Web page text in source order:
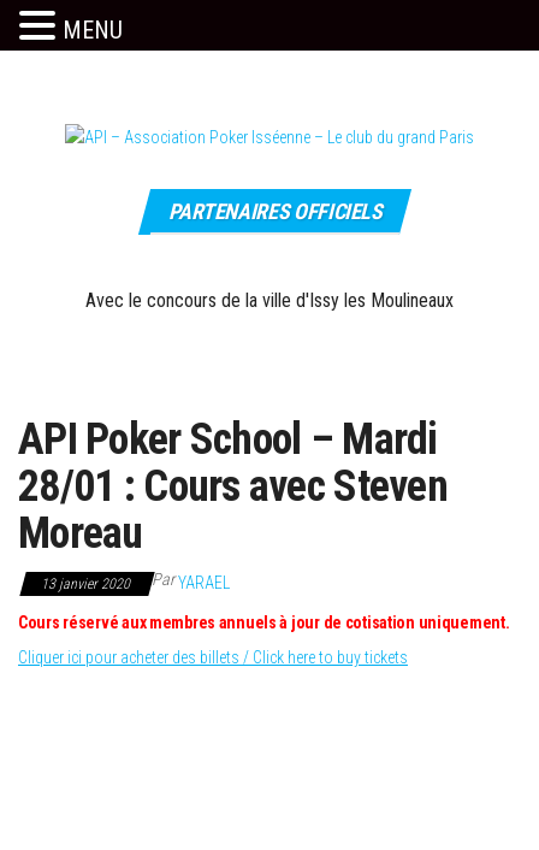
API –
Association
Isséenne –
officiel
PARTENAIRES OFFICIELS
Avec le concours de la ville d'Issy les Moulineaux
API Poker School – Mardi
28/01 : Cours avec Steven
Moreau
13 janvier 2020 ParYARAEL
Cours réservé aux membres annuels à jour de cotisation uniquement.
Cliquer ici pour acheter des billets / Click here to buy tickets
MENU